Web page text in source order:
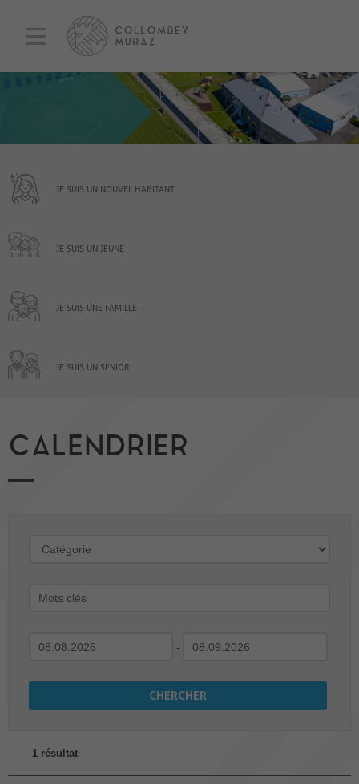
JE SUIS UN NOUVEL HABITANT
JE SUIS UN JEUNE
JE SUIS UNE FAMILLE
JE SUIS UN SENIOR
CALENDRIER
-
1 résultat